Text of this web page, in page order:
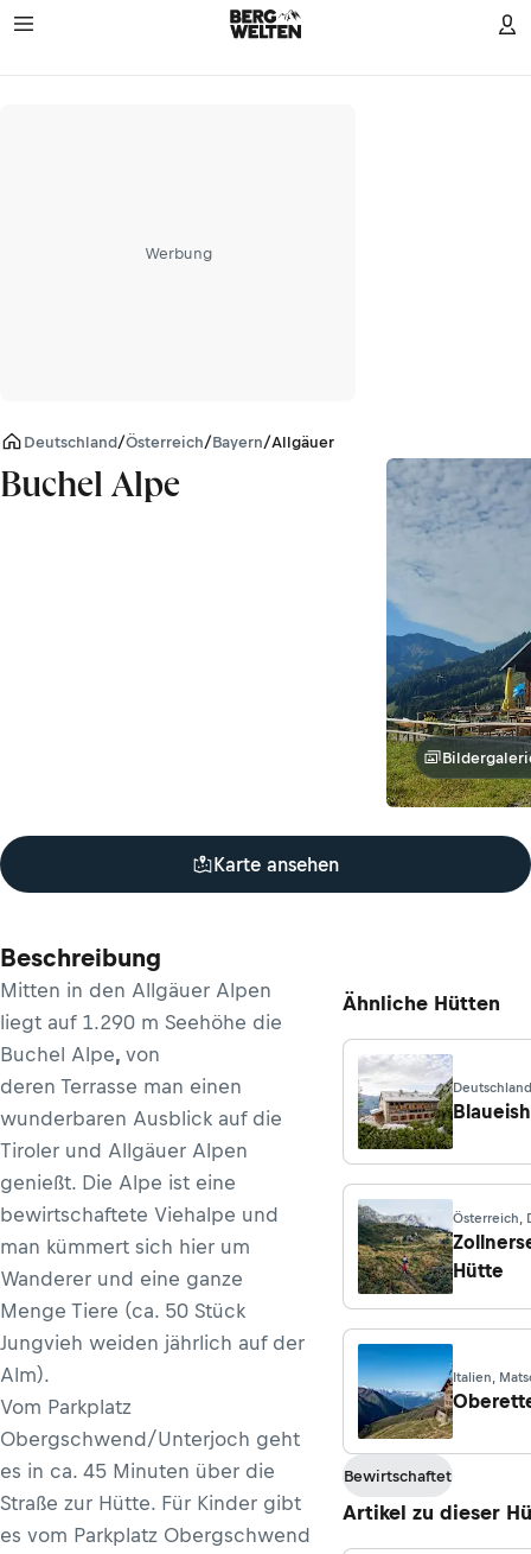
Werbung
Deutschland/Österreich/Bayern/Allgäuer Alpen
Buchel Alpe
Karte ansehen
Beschreibung
Mitten in den Allgäuer Alpen
liegt auf 1.290 m Seehöhe die
Buchel Alpe, von
deren Terrasse man einen
wunderbaren Ausblick auf die
Tiroler und Allgäuer Alpen
genießt. Die Alpe ist eine
bewirtschaftete Viehalpe und
man kümmert sich hier um
Wanderer und eine ganze
Menge Tiere (ca. 50 Stück
Jungvieh weiden jährlich auf der
Alm).
Vom Parkplatz
Obergschwend/Unterjoch geht
es in ca. 45 Minuten über die
Straße zur Hütte. Für Kinder gibt
es vom Parkplatz Obergschwend
Ähnliche Hütten
Österreich,
Gailtal
Hütte
Italien,
Bewirtschaftet
Artikel zu dieser